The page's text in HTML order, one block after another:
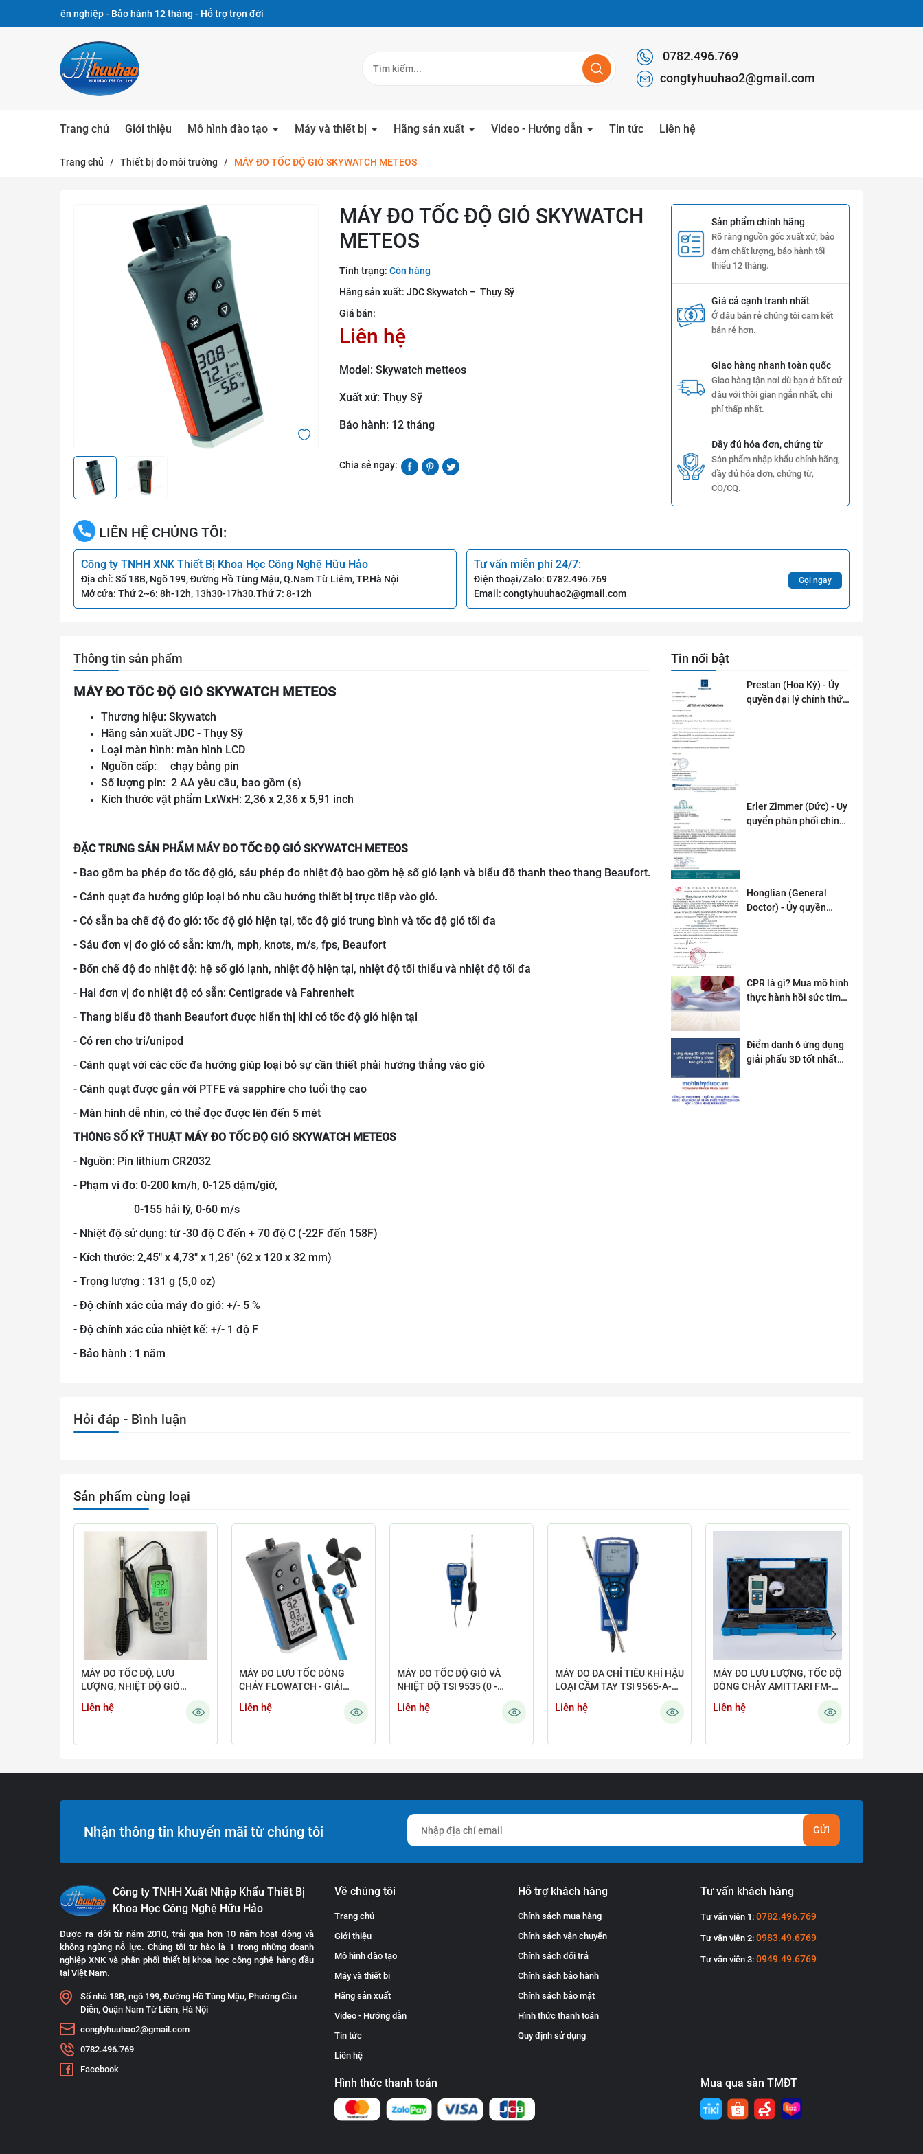
nghiệp - Bảo hành 12 tháng - Hỗ trợ trọn đời
0782.496.769
congtyhuuhao2@gmail.com
Trang chủ Giới thiệu Mô hình đào tạo Máy và thiết bị Hãng sản xuất Video - Hướng dẫn Tin tức Liên hệ
Trang chủ / Thiết bị đo môi trường / MÁY ĐO TỐC ĐỘ GIÓ SKYWATCH METEOS
MÁY ĐO TỐC ĐỘ GIÓ SKYWATCH
METEOS
Tình trạng: Còn hàng
Hãng sản xuất: JDC Skywatch – Thụy Sỹ
Giá bán:
Liên hệ
Model: Skywatch metteos
Xuất xứ: Thụy Sỹ
Bảo hành: 12 tháng
Chia sẻ ngay:
Sản phẩm chính hãng
Rõ ràng nguồn gốc xuất xứ, bảo
đảm chất lượng, bảo hành tối
thiểu 12 tháng.
Giá cả cạnh tranh nhất
Ở đâu bán rẻ chúng tôi cam kết
bán rẻ hơn.
Giao hàng nhanh toàn quốc
Giao hàng tận nơi dù bạn ở bất cứ
đâu với thời gian ngắn nhất, chi
phí thấp nhất.
Đầy đủ hóa đơn, chứng từ
Sản phẩm nhập khẩu chính hãng,
đầy đủ hóa đơn, chứng từ,
CO/CQ.
LIÊN HỆ CHÚNG TÔI:
Công ty TNHH XNK Thiết Bị Khoa Học Công Nghệ Hữu Hảo
Địa chỉ: Số 18B, Ngõ 199, Đường Hồ Tùng Mậu, Q.Nam Từ Liêm, TP.Hà Nội
Mở cửa: Thứ 2~6: 8h-12h, 13h30-17h30.Thứ 7: 8-12h
Tư vấn miễn phí 24/7:
Điện thoại/Zalo: 0782.496.769
Email: congtyhuuhao2@gmail.com
Gọi ngay
Thông tin sản phẩm
MÁY ĐO TỐC ĐỘ GIÓ SKYWATCH METEOS
Thương hiệu: Skywatch
Hãng sản xuất JDC - Thụy Sỹ
Loại màn hình: màn hình LCD
Nguồn cấp: chạy bằng pin
Số lượng pin: 2 AA yêu cầu, bao gồm (s)
Kích thước vật phẩm LxWxH: 2,36 x 2,36 x 5,91 inch
ĐẶC TRƯNG SẢN PHẨM MÁY ĐO TỐC ĐỘ GIÓ SKYWATCH METEOS
- Bao gồm ba phép đo tốc độ gió, sáu phép đo nhiệt độ bao gồm hệ số gió lạnh và biểu đồ thanh theo thang Beaufort.
- Cánh quạt đa hướng giúp loại bỏ nhu cầu hướng thiết bị trực tiếp vào gió.
- Có sẵn ba chế độ đo gió: tốc độ gió hiện tại, tốc độ gió trung bình và tốc độ gió tối đa
- Sáu đơn vị đo gió có sẵn: km/h, mph, knots, m/s, fps, Beaufort
- Bốn chế độ đo nhiệt độ: hệ số gió lạnh, nhiệt độ hiện tại, nhiệt độ tối thiểu và nhiệt độ tối đa
- Hai đơn vị đo nhiệt độ có sẵn: Centigrade và Fahrenheit
- Thang biểu đồ thanh Beaufort được hiển thị khi có tốc độ gió hiện tại
- Có ren cho tri/unipod
- Cánh quạt với các cốc đa hướng giúp loại bỏ sự cần thiết phải hướng thẳng vào gió
- Cánh quạt được gắn với PTFE và sapphire cho tuổi thọ cao
- Màn hình dễ nhìn, có thể đọc được lên đến 5 mét
THÔNG SỐ KỸ THUẬT MÁY ĐO TỐC ĐỘ GIÓ SKYWATCH METEOS
- Nguồn: Pin lithium CR2032
- Phạm vi đo: 0-200 km/h, 0-125 dặm/giờ,
0-155 hải lý, 0-60 m/s
- Nhiệt độ sử dụng: từ -30 độ C đến + 70 độ C (-22F đến 158F)
- Kích thước: 2,45" x 4,73" x 1,26" (62 x 120 x 32 mm)
- Trọng lượng : 131 g (5,0 oz)
- Độ chính xác của máy đo gió: +/- 5 %
- Độ chính xác của nhiệt kế: +/- 1 độ F
- Bảo hành : 1 năm
Tin nổi bật
Prestan (Hoa Kỳ) - Ủy
quyền đại lý chính thức
Erler Zimmer (Đức) - Uy
quyển phân phối chính
Honglian (General
Doctor) - Ủy quyền
CPR là gì? Mua mô hình
thực hành hồi sức tim
Điểm danh 6 ứng dụng
giải phẩu 3D tốt nhất
Hỏi đáp - Bình luận
Sản phẩm cùng loại
MÁY ĐO TỐC ĐỘ, LƯU
LƯỢNG, NHIỆT ĐỘ GIÓ
Liên hệ
MÁY ĐO LƯU TỐC DÒNG
CHẢY FLOWATCH - GIẢI
XÁC HÀNG ĐẦU
Liên hệ
MÁY ĐO TỐC ĐỘ GIÓ VÀ
NHIỆT ĐỘ TSI 9535 (0 -
Liên hệ
MÁY ĐO ĐA CHỈ TIÊU KHÍ HẬU
LOẠI CẦM TAY TSI 9565-A-
Liên hệ
MÁY ĐO LƯU LƯỢNG, TỐC ĐỘ
DÒNG CHẢY AMITTARI FM-
Liên hệ
Nhận thông tin khuyến mãi từ chúng tôi GỬI
Công ty TNHH Xuất Nhập Khẩu Thiết Bị
Khoa Học Công Nghệ Hữu Hảo
Được ra đời từ năm 2010, trải qua hơn 10 năm hoạt động và
không ngừng nỗ lực. Chúng tôi tự hào là 1 trong những doanh
nghiệp XNK và phân phối thiết bị khoa học công nghệ hàng đầu
tại Việt Nam.
Số nhà 18B, ngõ 199, Đường Hồ Tùng Mậu, Phường Cầu
Diễn, Quận Nam Từ Liêm, Hà Nội
congtyhuuhao2@gmail.com
0782.496.769
Facebook
Về chúng tôi
Trang chủ
Giới thiệu
Mô hình đào tạo
Máy và thiết bị
Hãng sản xuất
Video - Hướng dẫn
Tin tức
Liên hệ
Hỗ trợ khách hàng
Chính sách mua hàng
Chính sách vận chuyển
Chính sách đổi trả
Chính sách bảo hành
Chính sách bảo mật
Hình thức thanh toán
Quy định sử dụng
Tư vấn khách hàng
Tư vấn viên 1:0782.496.769
Tư vấn viên 2:0983.49.6769
Tư vấn viên 3:0949.49.6769
Hình thức thanh toán Mua qua sàn TMĐT